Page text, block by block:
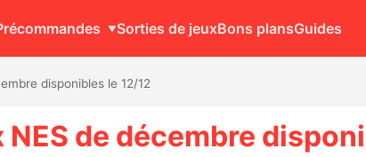
Sorties de jeuxBons plansGuides
disponibles le 12/12
de décembre